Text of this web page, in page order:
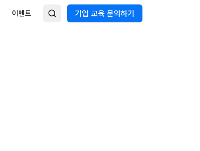
이벤트 기업 교육 문의하기